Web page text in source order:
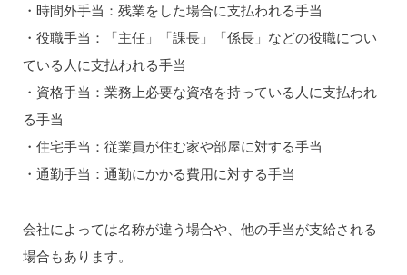
・時間外手当：残業をした場合に支払われる手当
・役職手当：「主任」「課長」「係長」などの役職につい
ている人に支払われる手当
・資格手当：業務上必要な資格を持っている人に支払われ
る手当
・住宅手当：従業員が住む家や部屋に対する手当
・通勤手当：通勤にかかる費用に対する手当
会社によっては名称が違う場合や、他の手当が支給される
場合もあります。